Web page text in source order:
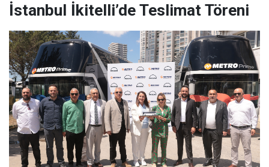
İstanbul İkitelli’de Teslimat Töreni